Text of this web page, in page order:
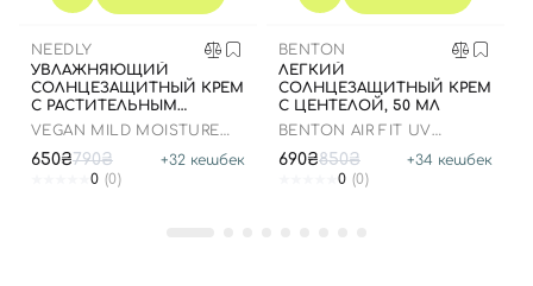
NEEDLY
УВЛАЖНЯЮЩИЙ
СОЛНЦЕЗАЩИТНЫЙ КРЕМ
С РАСТИТЕЛЬНЫМ
СКВАЛАНОМ, 50 МЛ
VEGAN MILD MOISTURE
650₴790₴ +32 кешбек
0 (0)
BENTON
ЛЕГКИЙ
СОЛНЦЕЗАЩИТНЫЙ КРЕМ
С ЦЕНТЕЛОЙ, 50 МЛ
BENTON AIR FIT UV
SPF50
690₴850₴ +34 кешбек
0 (0)